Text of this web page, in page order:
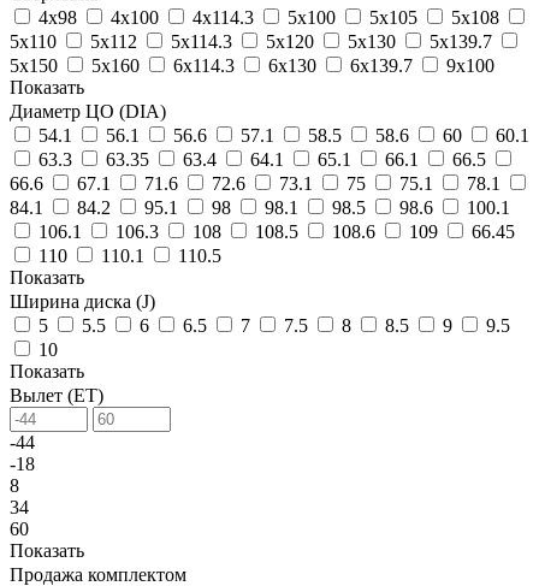
4х98
4х100 4х114.3 5х100 5x105
5х108
5х110
5х112 5х114.3 5х120 5х130
5х139.7
5х150
5х160 6х114.3 6х130 6х139.7
9х100
Показать
Диаметр ЦО (DIA)
54.1
56.1 56.6 57.1 58.5 58.6 60
60.1
63.3
63.35 63.4 64.1 65.1 66.1
66.5
66.6
67.1 71.6 72.6 73.1 75 75.1
78.1
84.1
84.2 95.1 98 98.1 98.5 98.6
100.1
106.1
106.3 108 108.5 108.6 109
66.45
110
110.1
110.5
Показать
Ширина диска (J)
5
5.5 6 6.5 7 7.5 8 8.5 9
9.5
10
Показать
Вылет (ET)
-44
-18
8
34
60
Показать
Продажа комплектом